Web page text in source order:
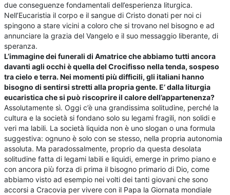
due conseguenze fondamentali dell’esperienza liturgica.
Nell’Eucaristia il corpo e il sangue di Cristo donati per noi ci
spingono a stare vicini a coloro che si trovano nel bisogno e ad
annunciare la grazia del Vangelo e il suo messaggio liberante, di
speranza.
L’immagine dei funerali di Amatrice che abbiamo tutti ancora
davanti agli occhi è quella del Crocifisso nella tenda, sospeso
tra cielo e terra. Nei momenti più difficili, gli italiani hanno
bisogno di sentirsi stretti alla propria gente. E’ dalla liturgia
eucaristica che si può riscoprire il calore dell’appartenenza?
Assolutamente sì. Oggi c’è una grandissima solitudine, perché la
cultura e la società si fondano solo su legami fragili, non solidi e
veri ma labili. La società liquida non è uno slogan o una formula
suggestiva: ognuno è solo con se stesso, nella propria autonomia
assoluta. Ma paradossalmente, proprio da questa desolata
solitudine fatta di legami labili e liquidi, emerge in primo piano e
con ancora più forza di prima il bisogno primario di Dio, come
abbiamo visto ad esempio nei volti dei tanti giovani che sono
accorsi a Cracovia per vivere con il Papa la Giornata mondiale